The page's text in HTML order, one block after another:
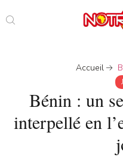
Accueil
Bénin : un
interpellé en